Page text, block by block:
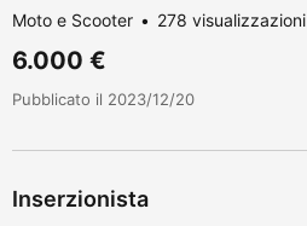
Moto e Scooter 278 visualizzazioni
6.000 €
Pubblicato il 2023/12/20
Inserzionista